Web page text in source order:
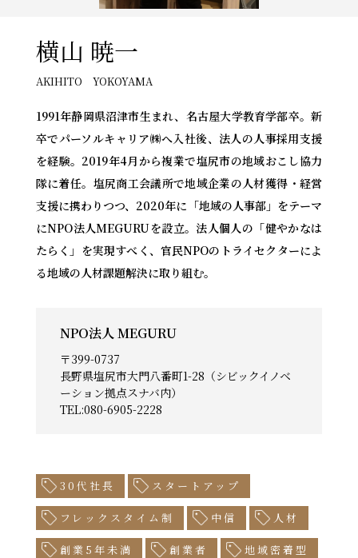
横山 暁一
AKIHITO YOKOYAMA
1991年静岡県沼津市生まれ、名古屋大学教育学部卒。新
卒でパーソルキャリア㈱へ入社後、法人の人事採用支援
を経験。2019年4月から複業で塩尻市の地域おこし協力
隊に着任。塩尻商工会議所で地域企業の人材獲得・経営
支援に携わりつつ、2020年に「地域の人事部」をテーマ
にNPO法人MEGURUを設立。法人個人の「健やかなは
たらく」を実現すべく、官民NPOのトライセクターによ
る地域の人材課題解決に取り組む。
NPO法人 MEGURU
〒399-0737
長野県塩尻市大門八番町1-28（シビックイノベ
ーション拠点スナバ内）
TEL:080-6905-2228
30代社長 スタートアップ
フレックスタイム制 中信 人材
創業5年未満 創業者 地域密着型